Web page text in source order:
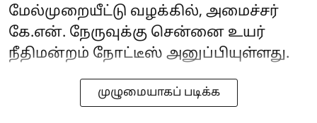
மேல்முறையீட்டு வழக்கில், அமைச்சர்
கே.என். நேருவுக்கு சென்னை உயர்
நீதிமன்றம் நோட்டீஸ் அனுப்பியுள்ளது.
முழுமையாகப் படிக்க